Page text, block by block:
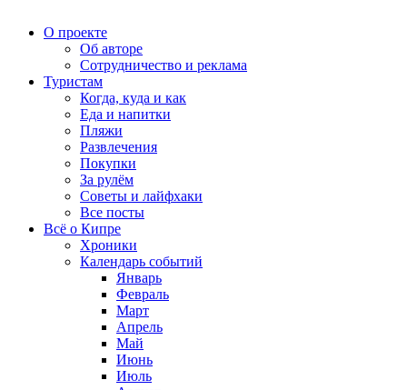
О проекте
Об авторе
Сотрудничество и реклама
Туристам
Когда, куда и как
Еда и напитки
Пляжи
Развлечения
Покупки
За рулём
Советы и лайфхаки
Все посты
Всё о Кипре
Хроники
Календарь событий
Январь
Февраль
Март
Апрель
Май
Июнь
Июль